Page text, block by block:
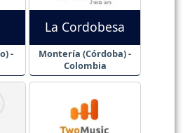
-
La Cordobesa
Montería (Córdoba) -
Colombia